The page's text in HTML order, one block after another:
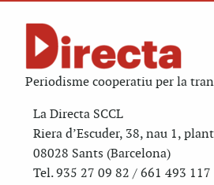
Periodisme cooperatiu per la
La Directa SCCL
Riera d’Escuder, 38, nau 1,
08028 Sants (Barcelona)
Tel. 935 27 09 82 / 661 493 117